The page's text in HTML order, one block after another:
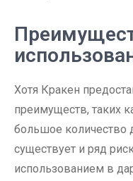
Хотя Кракен
преимуществ, таких
большое количество
существует и ряд
использованием в